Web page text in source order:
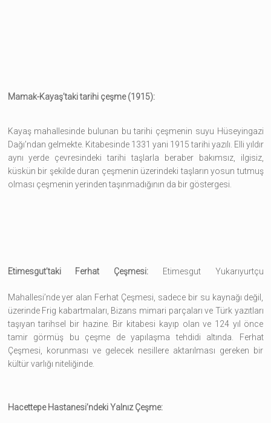
Mamak-Kayaş’taki tarihi çeşme (1915):
Kayaş mahallesinde bulunan bu tarihi çeşmenin suyu Hüseyingazi
Dağı’ndan gelmekte. Kitabesinde 1331 yani 1915 tarihi yazılı. Elli yıldır
aynı yerde çevresindeki tarihi taşlarla beraber bakımsız, ilgisiz,
küskün bir şekilde duran çeşmenin üzerindeki taşların yosun tutmuş
olması çeşmenin yerinden taşınmadığının da bir göstergesi.
Etimesgut’taki Ferhat Çeşmesi: Etimesgut Yukarıyurtçu
Mahallesi’nde yer alan Ferhat Çeşmesi, sadece bir su kaynağı değil,
üzerinde Frig kabartmaları, Bizans mimari parçaları ve Türk yazıtları
taşıyan tarihsel bir hazine. Bir kitabesi kayıp olan ve 124 yıl önce
tamir görmüş bu çeşme de yapılaşma tehdidi altında. Ferhat
Çeşmesi, korunması ve gelecek nesillere aktarılması gereken bir
kültür varlığı niteliğinde.
Hacettepe Hastanesi’ndeki Yalnız Çeşme: